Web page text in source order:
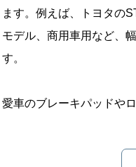
ます。例えば、トヨタの
モデル、商用車用など、
す。
愛車のブレーキパッドや